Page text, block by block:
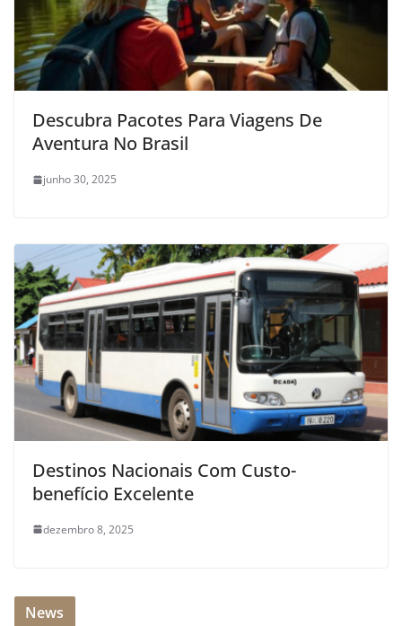
Descubra Pacotes Para Viagens De
Aventura No Brasil
junho 30, 2025
Destinos Nacionais Com Custo-
benefício Excelente
dezembro 8, 2025
News